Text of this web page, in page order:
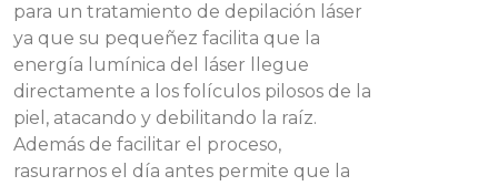
para un tratamiento de depilación láser
ya que su pequeñez facilita que la
energía lumínica del láser llegue
directamente a los folículos pilosos de la
piel, atacando y debilitando la raíz.
Además de facilitar el proceso,
rasurarnos el día antes permite que la